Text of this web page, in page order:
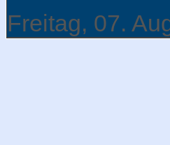
Freitag, 07.